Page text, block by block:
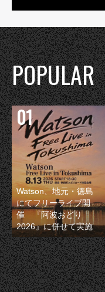
POPULAR
Watson、地元・徳島
にてフリーライブ開
催 『阿波おどり
2026』に併せて実施